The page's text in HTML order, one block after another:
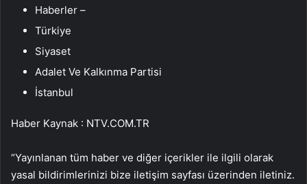
Haberler –
Türkiye
Siyaset
Adalet Ve Kalkınma Partisi
İstanbul
Haber Kaynak : NTV.COM.TR
“Yayınlanan tüm haber ve diğer içerikler ile ilgili olarak
yasal bildirimlerinizi bize iletişim sayfası üzerinden iletiniz.